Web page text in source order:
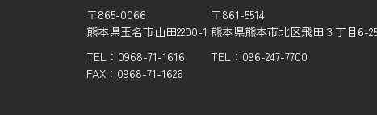
〒865-0066
熊本県玉名市山田2200-1
TEL：0968-71-1616
FAX：0968-71-1626
〒861-5514
熊本県熊本市北区飛田３丁目6-
TEL：096-247-7700